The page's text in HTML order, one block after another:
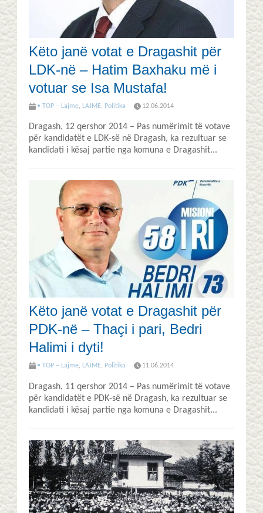
Këto janë votat e Dragashit për
LDK-në – Hatim Baxhaku më i
votuar se Isa Mustafa!
• TOP – Lajme, LAJME, Politika 12.06.2014
Dragash, 12 qershor 2014 – Pas numërimit të votave
për kandidatët e LDK-së në Dragash, ka rezultuar se
kandidati i kësaj partie nga komuna e Dragashit...
Këto janë votat e Dragashit për
PDK-në – Thaçi i pari, Bedri
Halimi i dyti!
• TOP – Lajme, LAJME, Politika 11.06.2014
Dragash, 11 qershor 2014 – Pas numërimit të votave
për kandidatët e PDK-së në Dragash, ka rezultuar se
kandidati i kësaj partie nga komuna e Dragashit...